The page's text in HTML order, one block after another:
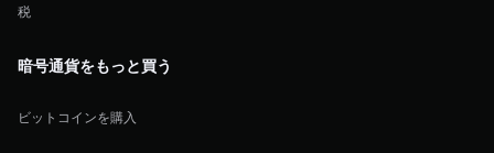
税
暗号通貨をもっと買う
ビットコインを購入